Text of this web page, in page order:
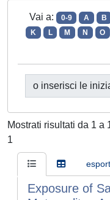
Vai a: 0-9 A B
K
L M N O
o inserisci le
Mostrati risultati da 1 a
1
Exposure of